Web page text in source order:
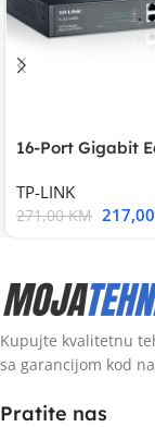
16-Port Gigabit
TP-LINK
271,00KM 217,00
Kupujte kvalitetnu
sa garancijom kod
Pratite nas